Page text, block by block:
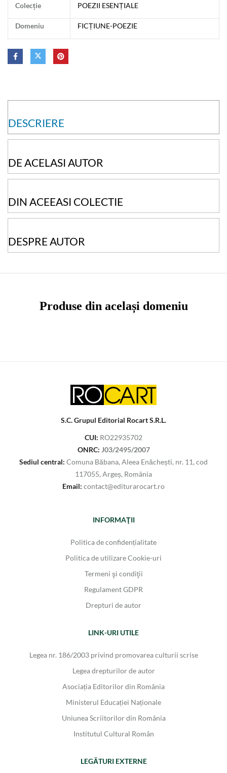
Colecție POEZII ESENȚIALE
Domeniu FICȚIUNE-POEZIE
DESCRIERE
DE ACELASI AUTOR
DIN ACEEASI COLECTIE
DESPRE AUTOR
Produse din același domeniu
S.C. Grupul Editorial Rocart S.R.L.
CUI: RO22935702
ONRC: J03/2495/2007
Sediul central: Comuna Băbana, Aleea Enăchești, nr. 11, cod
117055, Argeș, România
Email: contact@editurarocart.ro
INFORMAŢII
Politica de confidențialitate
Politica de utilizare Cookie-uri
Termeni şi condiţii
Regulament GDPR
Drepturi de autor
LINK-URI UTILE
Legea nr. 186/2003 privind promovarea culturii scrise
Legea drepturilor de autor
Asociația Editorilor din România
Ministerul Educației Naționale
Uniunea Scriitorilor din România
Institutul Cultural Român
LEGĂTURI EXTERNE